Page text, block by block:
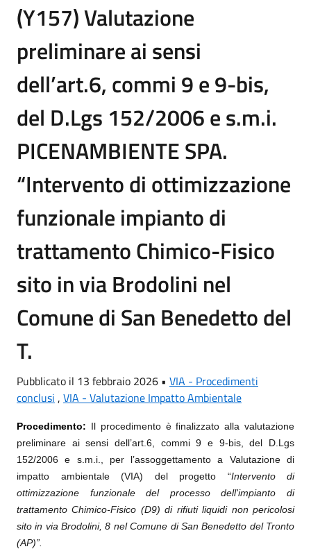
(Y157) Valutazione
preliminare ai sensi
dell’art.6, commi 9 e 9-bis,
del D.Lgs 152/2006 e s.m.i.
PICENAMBIENTE SPA.
“Intervento di ottimizzazione
funzionale impianto di
trattamento Chimico-Fisico
sito in via Brodolini nel
Comune di San Benedetto del
T.
Pubblicato il 13 febbraio 2026 • VIA - Procedimenti
conclusi , VIA - Valutazione Impatto Ambientale
Procedimento: Il procedimento è finalizzato allavalutazione
preliminare ai sensi dell’art.6, commi 9 e 9-bis, del D.Lgs
152/2006 e s.m.i., per l’assoggettamento a Valutazione di
impatto ambientale (VIA) del progetto “Intervento di
ottimizzazione funzionale del processo dell'impianto di
trattamento Chimico-Fisico (D9) di rifiuti liquidi non pericolosi
sito in via Brodolini, 8 nel Comune di San Benedetto del Tronto
(AP)”